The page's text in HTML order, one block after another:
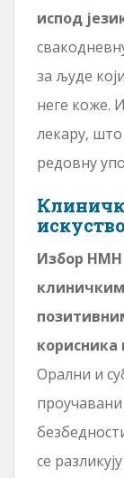
испод
за људе
неге коже.
лекару,
редовну
искуство
Избор НМН
корисника
Орални и
се